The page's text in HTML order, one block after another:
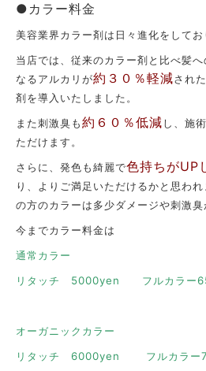
●カラー料金
美容業界カラー剤は日々進化をしてお
当店では、従来のカラー剤と比べ髪
なるアルカリが約３０％軽減され
剤を導入いたしました。
また刺激臭も約６０％低減し、施
ただけます。
さらに、発色も綺麗で色持ちがUP
り、よりご満足いただけるかと思わ
の方のカラーは多少ダメージや刺激臭
今までカラー料金は
通常カラー
リタッチ 5000yen フルカラー
オーガニックカラー
リタッチ 6000yen フルカラー